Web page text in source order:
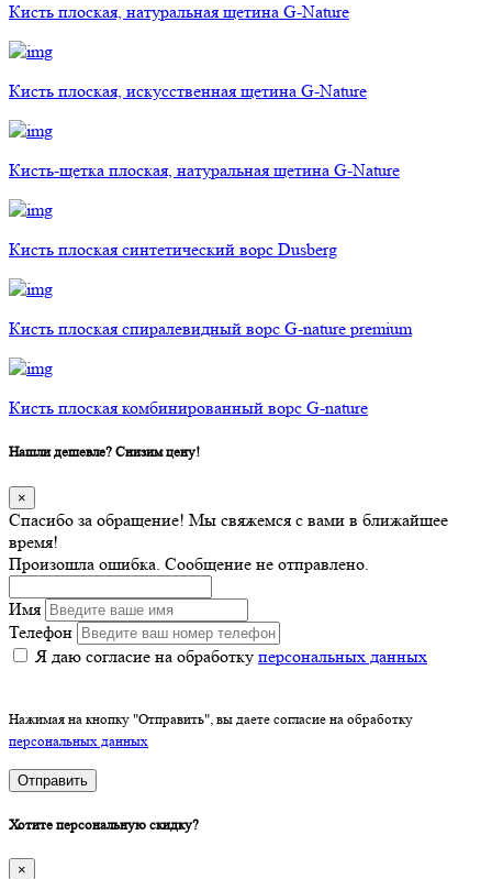
Кисть плоская, натуральная щетина G-Nature
Кисть плоская, искусственная щетина G-Nature
Кисть-щетка плоская, натуральная щетина G-Nature
Кисть плоская синтетический ворс Dusberg
Кисть плоская спиралевидный ворс G-nature premium
Кисть плоская комбинированный ворс G-nature
Нашли дешевле? Снизим цену!
×
Спасибо за обращение! Мы свяжемся с вами в ближайшее
время!
Произошла ошибка. Сообщение не отправлено.
Имя
Телефон
Я даю согласие на обработку персональных данных
Нажимая на кнопку "Отправить", вы даете согласие на обработку
персональных данных
Отправить
Хотите персональную скидку?
×